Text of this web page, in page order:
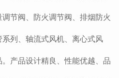
节阀、防火调节阀、排烟防火
列、轴流式风机、离心式风
产品设计精良、性能优越、品